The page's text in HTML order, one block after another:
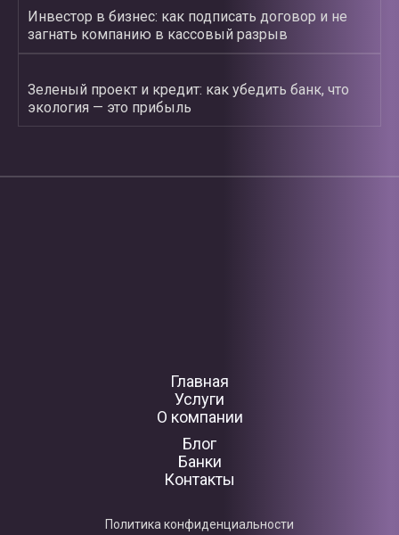
Инвестор в бизнес: как подписать договор и не
загнать компанию в кассовый разрыв
Зеленый проект и кредит: как убедить банк, что
экология — это прибыль
Главная
Услуги
О компании
Блог
Банки
Контакты
Политика конфиденциальности